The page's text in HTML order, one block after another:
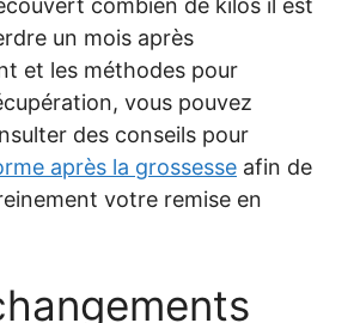
combien de kilos il est
un mois après
et les méthodes pour
vous pouvez
des conseils pour
après la grossesse afin de
votre remise en